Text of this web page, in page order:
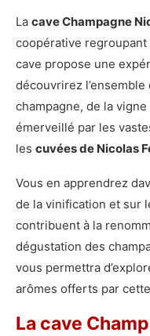
La cave Champagne
coopérative
cave propose une
découvrirez
champagne, de la
émerveillé par les
les cuvées de Nicolas
Vous en apprendrez
de la vinification et sur
contribuent à la
dégustation des
vous permettra
arômes offerts par cette
La cave